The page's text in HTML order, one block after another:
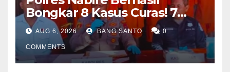
Bongkar 8 Kasus Curas! 7
Pelaku Ditangkap, 62 Motor
Kembali Diamankan
AUG 6, 2026 BANG SANTO 0
COMMENTS